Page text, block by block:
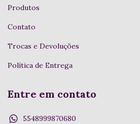
Produtos
Contato
Trocas e Devoluções
Política de Entrega
Entre em contato
5548999870680